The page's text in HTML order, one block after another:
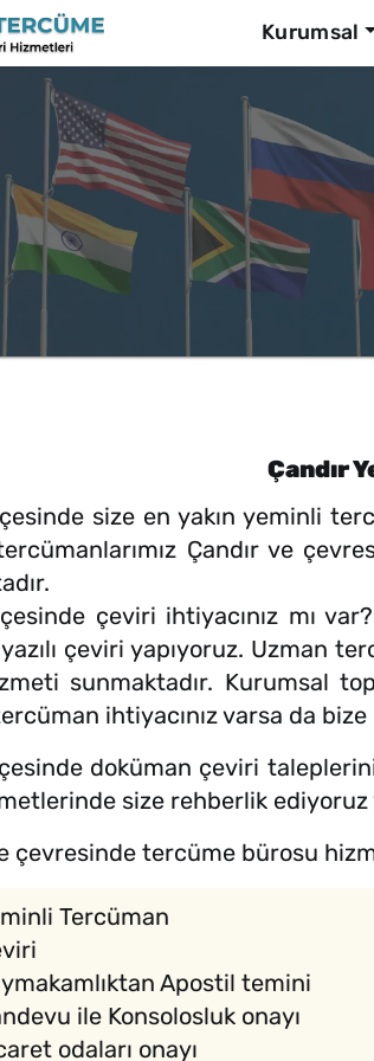
Kurumsal
Çandır
size en yakın yeminli
Çandır ve
çeviri ihtiyacınız mı
çeviri yapıyoruz. Uzman
sunmaktadır. Kurumsal
ihtiyacınız varsa da
doküman çeviri
size rehberlik ediyoruz
çevresinde tercüme bürosu
Tercüman
Apostil temini
ile Konsolosluk onayı
odaları onayı